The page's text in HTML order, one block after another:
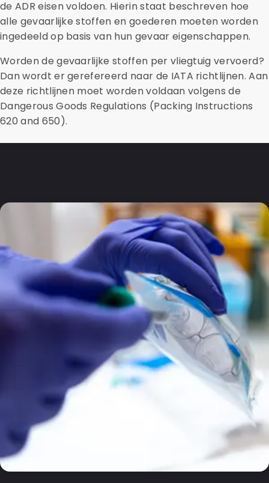
de ADR eisen voldoen. Hierin staat beschreven hoe
alle gevaarlijke stoffen en goederen moeten worden
ingedeeld op basis van hun gevaar eigenschappen.
Worden de gevaarlijke stoffen per vliegtuig vervoerd?
Dan wordt er gerefereerd naar de IATA richtlijnen. Aan
deze richtlijnen moet worden voldaan volgens de
Dangerous Goods Regulations (Packing Instructions
620 and 650).